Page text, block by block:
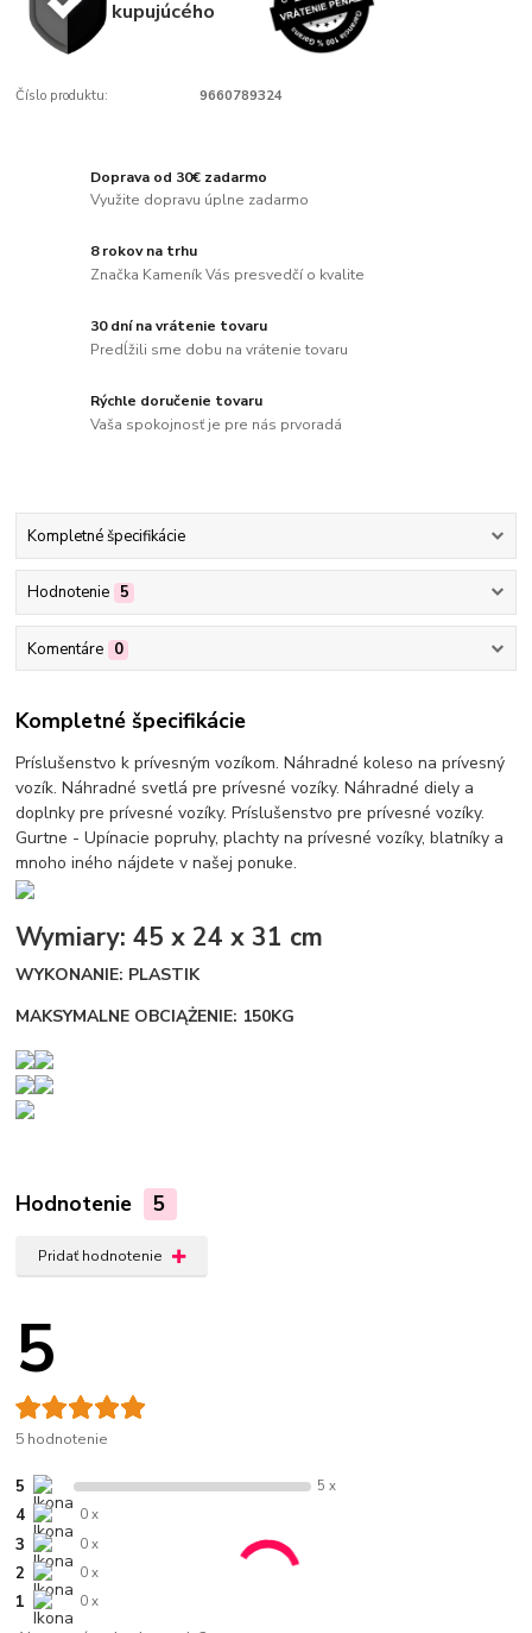
kupujúcého
Číslo produktu: 9660789324
Doprava od 30€ zadarmo
Využite dopravu úplne zadarmo
8 rokov na trhu
Značka Kameník Vás presvedčí o kvalite
30 dní na vrátenie tovaru
Predĺžili sme dobu na vrátenie tovaru
Rýchle doručenie tovaru
Vaša spokojnosť je pre nás prvoradá
Kompletné špecifikácie
Hodnotenie 5
Komentáre 0
Kompletné špecifikácie
Príslušenstvo k prívesným vozíkom. Náhradné koleso na prívesný
vozík. Náhradné svetlá pre prívesné vozíky. Náhradné diely a
doplnky pre prívesné vozíky. Príslušenstvo pre prívesné vozíky.
Gurtne - Upínacie popruhy, plachty na prívesné vozíky, blatníky a
mnoho iného nájdete v našej ponuke.
Wymiary: 45 x 24 x 31 cm
WYKONANIE: PLASTIK
MAKSYMALNE OBCIĄŻENIE: 150KG
Hodnotenie 5
Pridať hodnotenie
5
5 hodnotenie
5 5 x
4 0 x
3 0 x
2 0 x
1 0 x